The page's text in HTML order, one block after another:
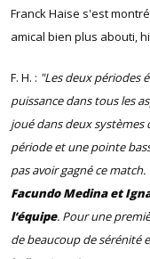
Franck Haise s'est
amical bien plus abouti,
F. H. : "Les deux périodes
puissance dans tous les
joué dans deux
période et une pointe
pas avoir gagné ce match.
Facundo Medina et
l’équipe. Pour une
de beaucoup de sérénité